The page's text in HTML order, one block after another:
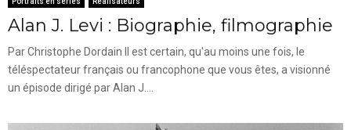
Alan J. Levi : Biographie, filmographie
Par Christophe Dordain Il est certain, qu'au moins une fois, le
téléspectateur français ou francophone que vous êtes, a visionné
un épisode dirigé par Alan J....